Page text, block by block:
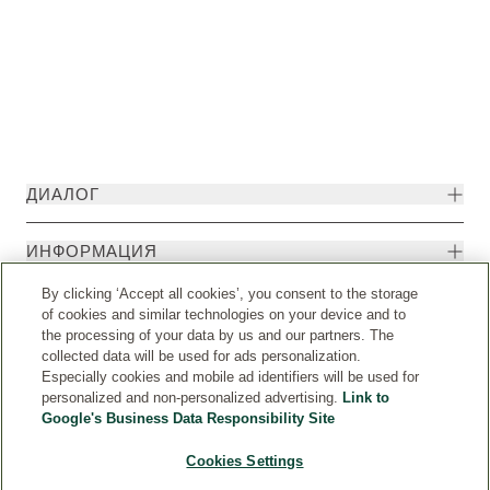
ДИАЛОГ
ИНФОРМАЦИЯ
By clicking ‘Accept all cookies’, you consent to the storage
of cookies and similar technologies on your device and to
the processing of your data by us and our partners. The
collected data will be used for ads personalization.
Especially cookies and mobile ad identifiers will be used for
personalized and non-personalized advertising. Link to
Google's Business Data Responsibility Site
Cookies Settings